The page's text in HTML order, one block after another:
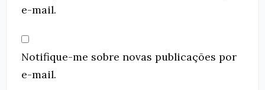
e-mail.
Notifique-me sobre novas publicações por
e-mail.